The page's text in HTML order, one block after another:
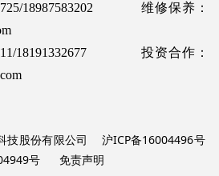
18987583202 维修保养：
18191332677 投资合作：
技股份有限公司 沪ICP备16004496号
号
免责声明